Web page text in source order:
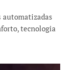
automatizadas
tecnologia